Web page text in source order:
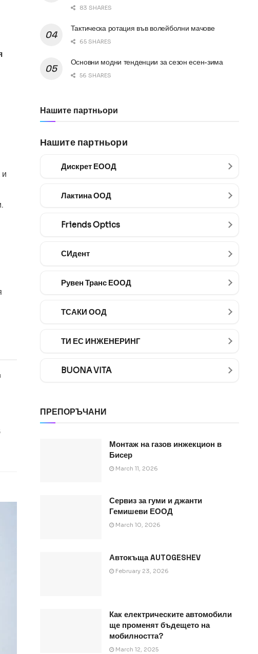
и
83 SHARES
Тактическа ротация във волейболни мачове
65 SHARES
Основни модни тенденции за сезон есен-зима
56 SHARES
Нашите партньори
Нашите партньори
Дискрет ЕООД
Лактина ООД
Friends Optics
СИдент
Рувен Транс ЕООД
ТСАКИ ООД
ТИ ЕС ИНЖЕНЕРИНГ
BUONA VITA
ПРЕПОРЪЧАНИ
Монтаж на газов инжекцион в
Бисер
March 11, 2026
Сервиз за гуми и джанти
Гемишеви ЕООД
March 10, 2026
Автокъща AUTOGESHEV
February 23, 2026
Как електрическите автомобили
ще променят бъдещето на
мобилността?
March 12, 2025